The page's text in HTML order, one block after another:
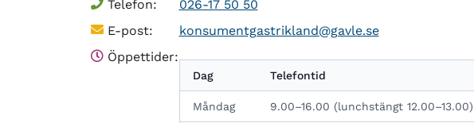
Telefon:
026-17 50 50
E-post:
konsumentgastrikland@gavle.se
Öppettider:
Dag Telefontid
Måndag 9.00–16.00 (lunchstängt 12.00–13.00)